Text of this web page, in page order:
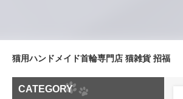
猫用ハンドメイド首輪専門店 猫雑貨 招福
CATEGORY